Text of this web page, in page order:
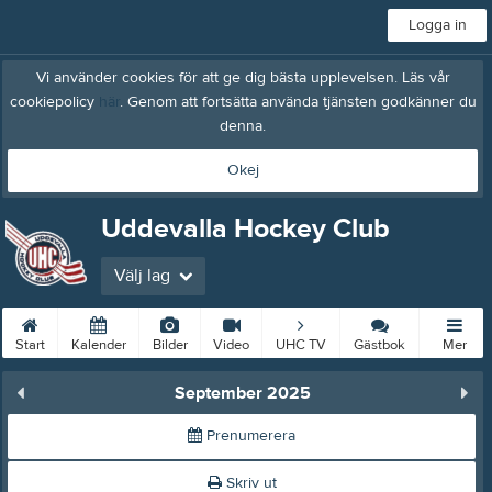
Logga in
Vi använder cookies för att ge dig bästa upplevelsen. Läs vår
cookiepolicy här. Genom att fortsätta använda tjänsten godkänner du
denna.
Okej
Uddevalla Hockey Club
Välj lag
Start Kalender Bilder Video UHC TV Gästbok Mer
September 2025
Prenumerera
Skriv ut